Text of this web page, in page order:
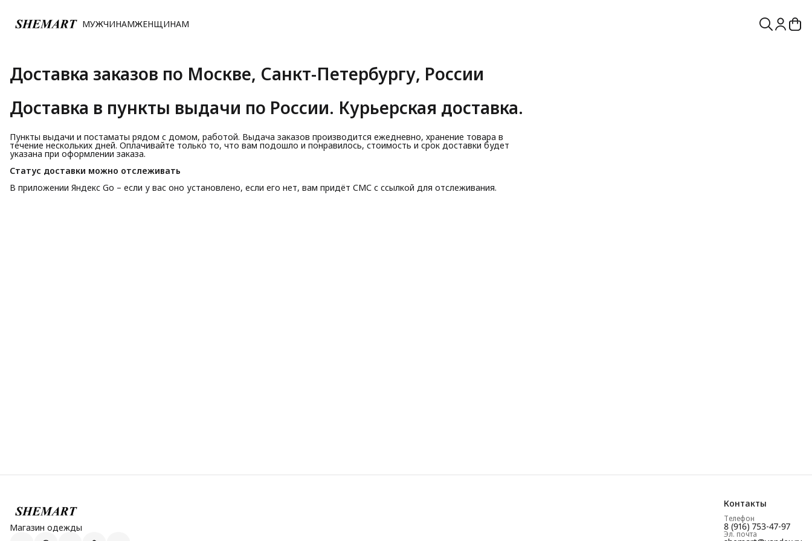
МУЖЧИНАМЖЕНЩИНАМ
Доставка заказов по Москве, Санкт-Петербургу, России
Доставка в пункты выдачи по России. Курьерская доставка.
Пункты выдачи и постаматы рядом с домом, работой. Выдача заказов производится ежедневно, хранение товара в
течение нескольких дней. Оплачивайте только то, что вам подошло и понравилось, стоимость и срок доставки будет
указана при оформлении заказа.
Статус доставки можно отслеживать
В приложении Яндекс Go – если у вас оно установлено, если его нет, вам придёт СМС с ссылкой для отслеживания.
Магазин одежды
Контакты
Телефон
8 (916) 753-47-97
Эл. почта